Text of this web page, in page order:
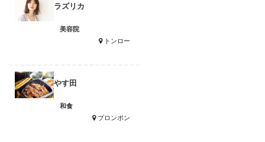
ラズリカ
美容院
トンロー
やす田
和食
プロンポン